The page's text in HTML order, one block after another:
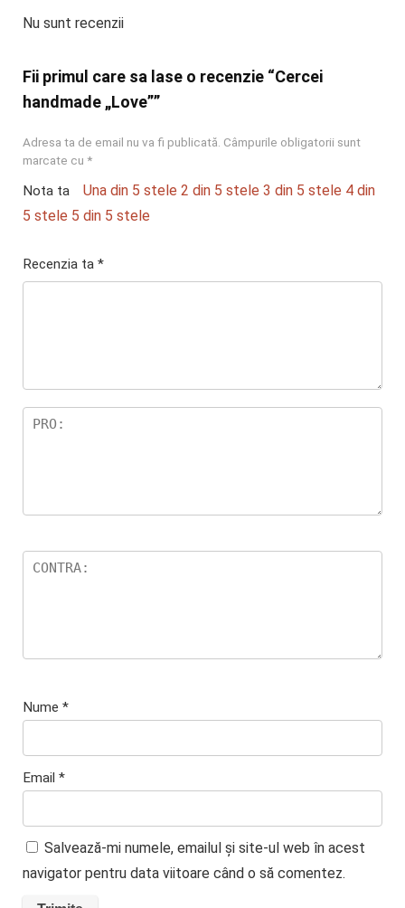
Nu sunt recenzii
Fii primul care sa lase o recenzie “Cercei
handmade „Love””
Adresa ta de email nu va fi publicată. Câmpurile obligatorii sunt
marcate cu *
Nota ta Una din 5 stele 2 din 5 stele 3 din 5 stele 4 din
5 stele 5 din 5 stele
Recenzia ta *
Nume *
Email *
Salvează-mi numele, emailul și site-ul web în acest
navigator pentru data viitoare când o să comentez.